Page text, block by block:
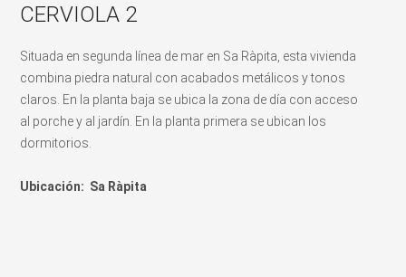
CERVIOLA 2
Situada en segunda línea de mar en Sa Ràpita, esta vivienda
combina piedra natural con acabados metálicos y tonos
claros. En la planta baja se ubica la zona de día con acceso
al porche y al jardín. En la planta primera se ubican los
dormitorios.
Ubicación: Sa Ràpita